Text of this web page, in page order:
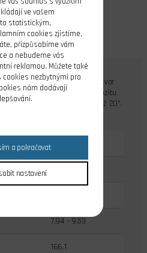
1.2cc až 2.11cc. Unikátní tvar
války. Je vyrobena z kompozitu
K dispozici ve velikostech 16"až 20".
0.254
7.94 - 9.53
166.1
ve vašem
statistickým,
cookies zjistíme,
přizpůsobíme vám
a nebudeme vás
reklamou. Můžete také
cookies nezbytnými pro
nám dodávají
a pokračovat
nastavení